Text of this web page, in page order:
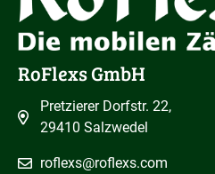
RoFlexs GmbH
Pretzierer Dorfstr. 22,
29410 Salzwedel
roflexs@roflexs.com